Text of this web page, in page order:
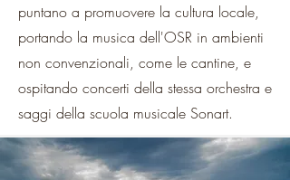
puntano a promuovere la cultura locale,
portando la musica dell'OSR in ambienti
non convenzionali, come le cantine, e
ospitando concerti della stessa orchestra e
saggi della scuola musicale Sonart.